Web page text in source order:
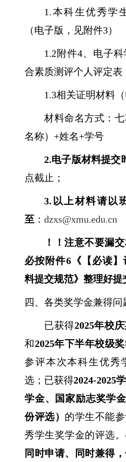
1.本科生优秀学
（电子版，见附件3）
1.2附件4、电子科
合素质测评个人评定表
1.3相关证明材料（
材料命名方式：
名称） +姓名+学号
2.电子版材料提交
点截止；
3. 以上材料请以
至 ： dzxs@xmu.edu.cn
！！注意不要漏
必按附件6《【必读】
料提交规范》整理好提
四、各类奖学金兼得问
已获得2025年校
和2025年下半年校级
参评本次本科生优秀
选；已获得2024-2025
学金、国家励志奖学
份评选） 的学生不能
秀学生奖学金的评选。
同时申请、同时兼得